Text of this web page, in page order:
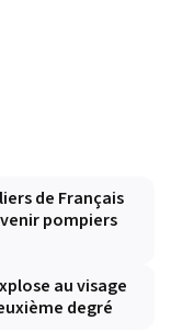
de Français
pompiers
au visage
degré